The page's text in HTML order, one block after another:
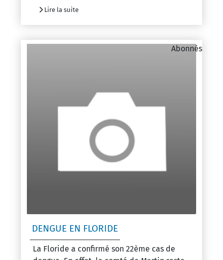
Lire la suite
Abonnés
DENGUE EN FLORIDE
La Floride a confirmé son 22ème cas de